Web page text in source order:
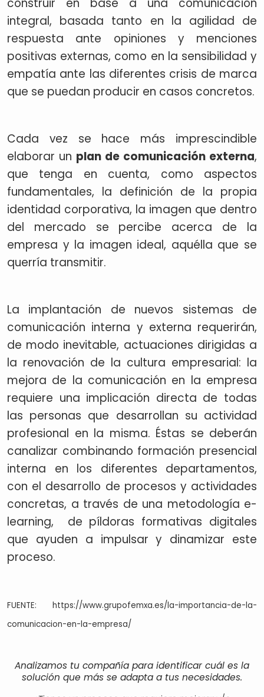
construir en base a una comunicación
integral, basada tanto en la agilidad de
respuesta ante opiniones y menciones
positivas externas, como en la sensibilidad y
empatía ante las diferentes crisis de marca
que se puedan producir en casos concretos.
Cada vez se hace más imprescindible
elaborar un plan de comunicación externa,
que tenga en cuenta, como aspectos
fundamentales, la definición de la propia
identidad corporativa, la imagen que dentro
del mercado se percibe acerca de la
empresa y la imagen ideal, aquélla que se
querría transmitir.
La implantación de nuevos sistemas de
comunicación interna y externa requerirán,
de modo inevitable, actuaciones dirigidas a
la renovación de la cultura empresarial: la
mejora de la comunicación en la empresa
requiere una implicación directa de todas
las personas que desarrollan su actividad
profesional en la misma. Éstas se deberán
canalizar combinando formación presencial
interna en los diferentes departamentos,
con el desarrollo de procesos y actividades
concretas, a través de una metodología e-
learning, de píldoras formativas digitales
que ayuden a impulsar y dinamizar este
proceso.
FUENTE: https://www.grupofemxa.es/la-importancia-de-la-
comunicacion-en-la-empresa/
Analizamos tu compañía para identificar cuál es la
solución que más se adapta a tus necesidades.